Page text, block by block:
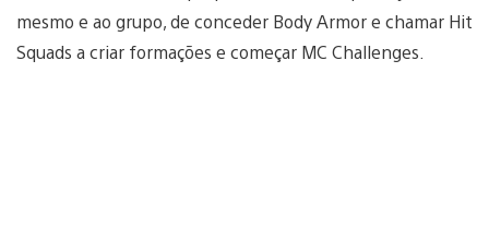
mesmo e ao grupo, de conceder Body Armor e chamar Hit
Squads a criar formações e começar MC Challenges.